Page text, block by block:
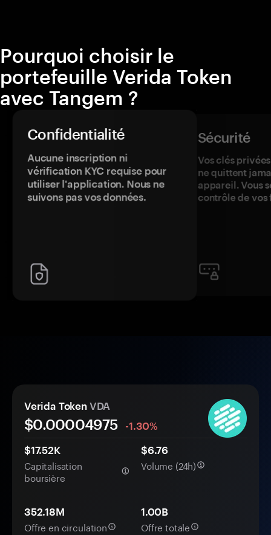
Pourquoi choisir le
portefeuille Verida Token
avec Tangem ?
Confidentialité
Aucune inscription ni
vérification KYC requise pour
utiliser l'application. Nous ne
suivons pas vos données.
Sécurité
Vos clés
ne quittent
appareil. Vous
contrôle de vos
Verida Token VDA
$0.00004975
-1.30%
$17.52K
Capitalisation
boursière
$6.76
Volume (24h)
352.18M
Offre en circulation
1.00B
Offre totale